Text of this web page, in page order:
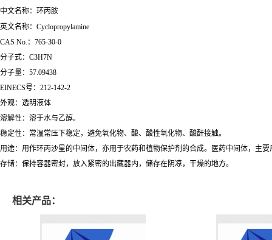
中文名称：环丙胺
英文名称：Cyclopropylamine
CAS No.：765-30-0
分子式：C3H7N
分子量：57.09438
EINECS号：212-142-2
外观：透明液体
溶解性：溶于水与乙醇。
稳定性：常温常压下稳定，避免氧化物、酸、酸性氧化物、酸酐接触。
用途：用作环丙沙星的中间体，亦用于农药和植物保护剂的合成。医药中间体，主
存储：保持容器密封，放入紧密的出藏器内，储存在阴凉，干燥的地方。
相关产品：